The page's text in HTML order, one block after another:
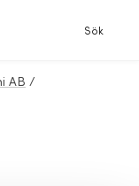
Sök
AB /